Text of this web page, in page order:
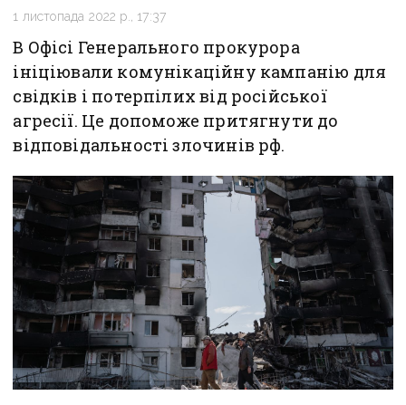
1 листопада 2022 р., 17:37
В Офісі Генерального прокурора
ініціювали комунікаційну кампанію для
свідків і потерпілих від російської
агресії. Це допоможе притягнути до
відповідальності злочинів рф.